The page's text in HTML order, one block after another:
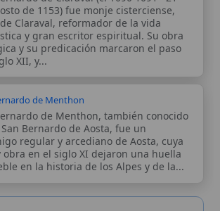
están basadas y contrastadas
fuentes catolicas: escritos
de santos, artículos
documentos históricos, actas
encíclicas, fuentes
Proceso editorial →
. Enciclopedia del patrimonio doctrinal,
la Iglesia Católica. Parte de la red formativa
Buscador CatólicoyCustodio Animae. Con
ISSN: 3101-7339. Bajo el patrocinio de San